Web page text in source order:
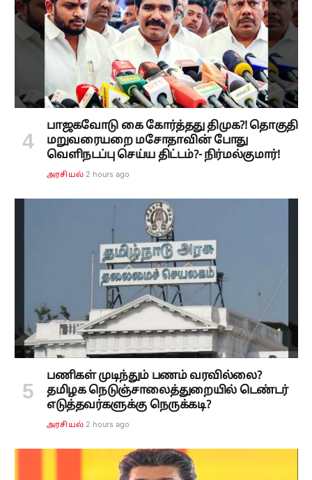
பாஜகவோடு கை கோர்த்தது திமுக?! தொகுதி
மறுவரையறை மசோதாவின் போது
வெளிநடப்பு செய்ய திட்டம்?- நிர்மல்குமார்!
அரசியல் 2 hours ago
பணிகள் முடிந்தும் பணம் வரவில்லை?
தமிழக நெடுஞ்சாலைத்துறையில் டெண்டர்
எடுத்தவர்களுக்கு நெருக்கடி?
அரசியல் 2 hours ago